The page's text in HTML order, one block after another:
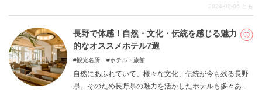
が進んだ時代の建築物は現代の建物とは違う雰囲気が漂
います。人の手によって守られてきたレトロ感満載の建
物で明治・大正ロマンを感じませんか。
2024-02-06 とも
長野で体感！自然・文化・伝統を感じる魅力
的なオススメホテル7選
観光名所 ホテル・旅館
自然にあふれていて、様々な文化、伝統が今も残る長野
県。そのため長野県の魅力を活かしたホテルも多々ある